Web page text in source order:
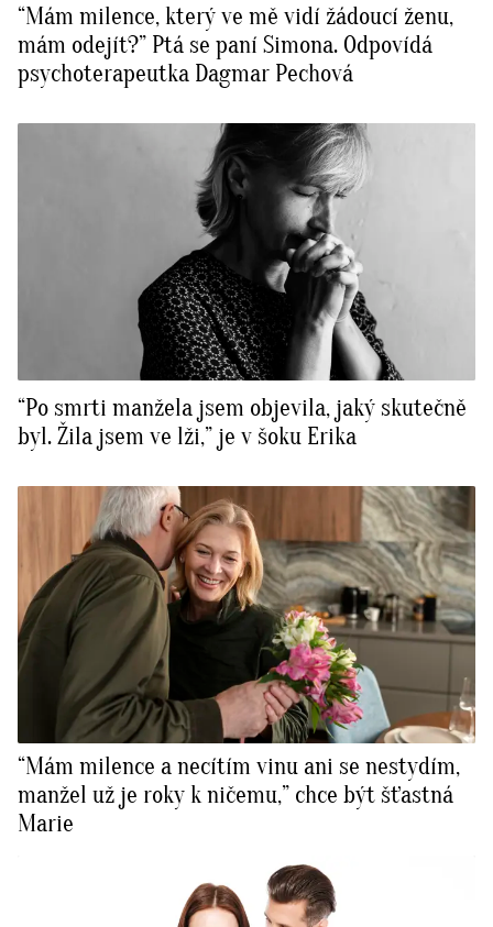
“Mám milence, který ve mě vidí žádoucí ženu,
mám odejít?” Ptá se paní Simona. Odpovídá
psychoterapeutka Dagmar Pechová
“Po smrti manžela jsem objevila, jaký skutečně
byl. Žila jsem ve lži,” je v šoku Erika
“Mám milence a necítím vinu ani se nestydím,
manžel už je roky k ničemu,” chce být šťastná
Marie